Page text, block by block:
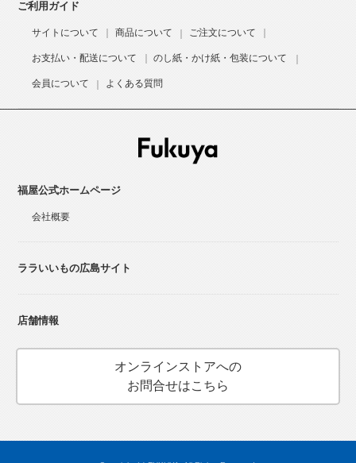
ご利用ガイド
サイトについて 商品について ご注文について
お支払い・配送について のし紙・かけ紙・包装について
会員について よくある質問
福屋公式ホームページ
会社概要
ララいいもの広島サイト
店舗情報
オンラインストアへの
お問合せはこちら